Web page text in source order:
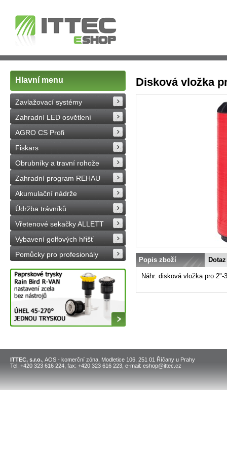
Hlavní menu
Zavlažovací systémy
Zahradní LED osvětlení
AGRO CS Profi
Fiskars
Obrubníky a travní rohože
Zahradní program REHAU
Akumulační nádrže
Údržba trávníků
Vřetenové sekačky ALLETT
Vybavení golfových hřišť
Pomůcky pro profesionály
Disková vložka
Popis zboží
Náhr. disková vložka pro 2"-
ITTEC, s.r.o. , AOS - komerční zóna, Modletice 106, 251 01 Říčany u Prahy
Tel: +420 323 616 224, fax: +420 323 616 223, e-mail: eshop@ittec.cz